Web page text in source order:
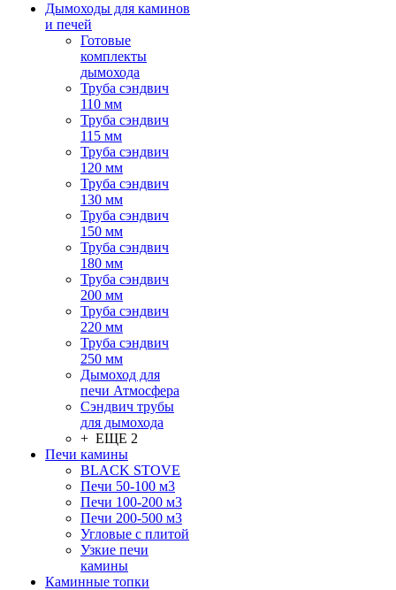
Дымоходы для каминов
и печей
Готовые
комплекты
дымохода
Труба сэндвич
110 мм
Труба сэндвич
115 мм
Труба сэндвич
120 мм
Труба сэндвич
130 мм
Труба сэндвич
150 мм
Труба сэндвич
180 мм
Труба сэндвич
200 мм
Труба сэндвич
220 мм
Труба сэндвич
250 мм
Дымоход для
печи Атмосфера
Сэндвич трубы
для дымохода
+ ЕЩЕ 2
Печи камины
BLACK STOVE
Печи 50-100 м3
Печи 100-200 м3
Печи 200-500 м3
Угловые с плитой
Узкие печи
камины
Каминные топки